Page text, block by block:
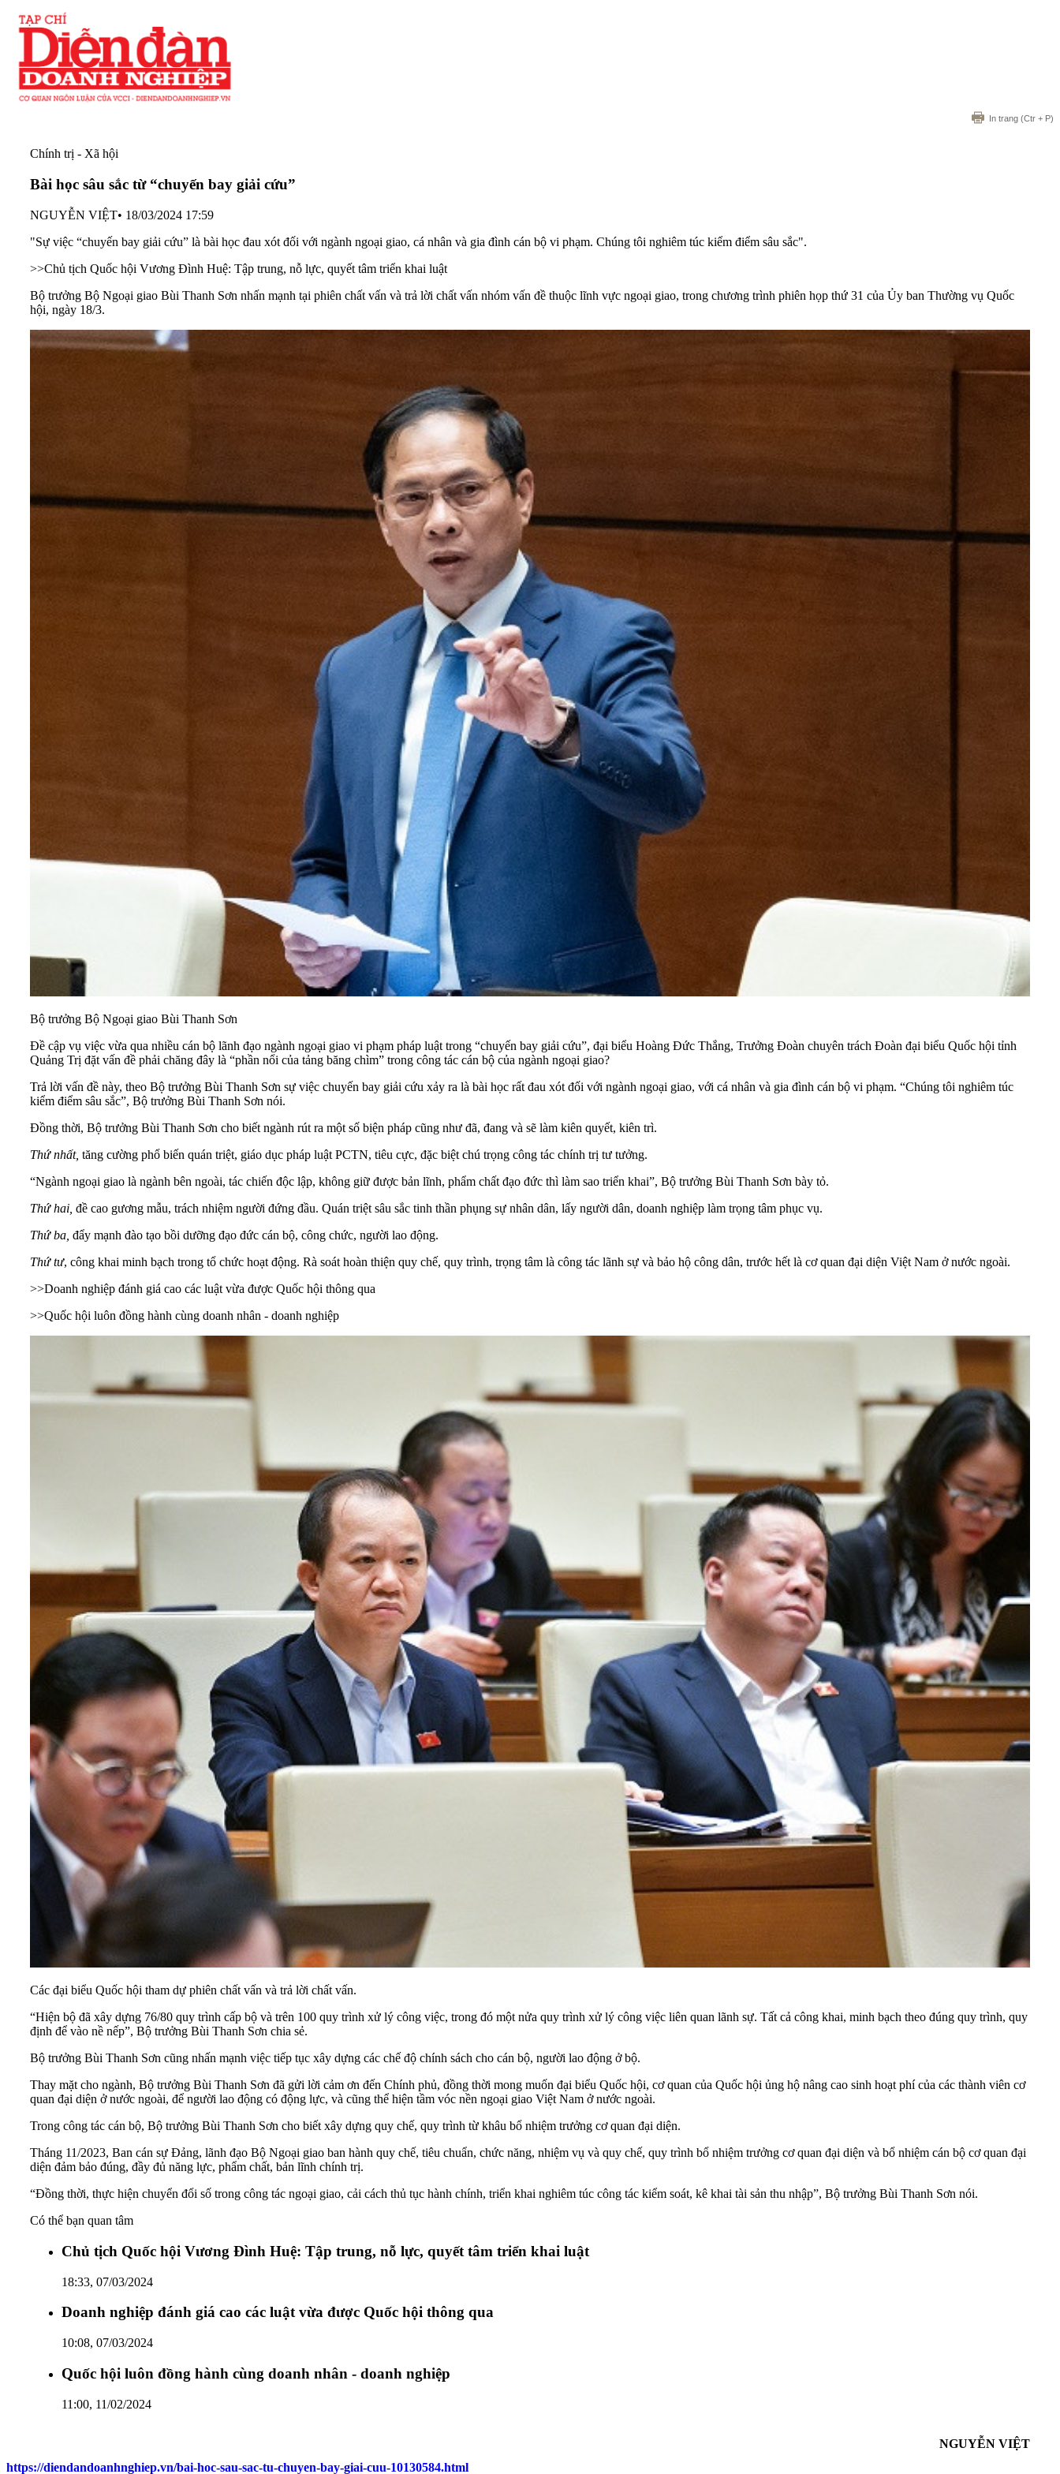
In trang (Ctr + P)
Chính trị - Xã hội
Bài học sâu sắc từ “chuyến bay giải cứu”
NGUYỄN VIỆT• 18/03/2024 17:59
"Sự việc “chuyến bay giải cứu” là bài học đau xót đối với ngành ngoại giao, cá nhân và gia đình cán bộ vi phạm. Chúng tôi nghiêm túc kiểm điểm sâu sắc".
>>Chủ tịch Quốc hội Vương Đình Huệ: Tập trung, nỗ lực, quyết tâm triển khai luật
Bộ trưởng Bộ Ngoại giao Bùi Thanh Sơn nhấn mạnh tại phiên chất vấn và trả lời chất vấn nhóm vấn đề thuộc lĩnh vực ngoại giao, trong chương trình phiên họp thứ 31 của Ủy ban Thường vụ Quốc
hội, ngày 18/3.
Bộ trưởng Bộ Ngoại giao Bùi Thanh Sơn
Đề cập vụ việc vừa qua nhiều cán bộ lãnh đạo ngành ngoại giao vi phạm pháp luật trong “chuyến bay giải cứu”, đại biểu Hoàng Đức Thắng, Trưởng Đoàn chuyên trách Đoàn đại biểu Quốc hội tỉnh
Quảng Trị đặt vấn đề phải chăng đây là “phần nổi của tảng băng chìm” trong công tác cán bộ của ngành ngoại giao?
Trả lời vấn đề này, theo Bộ trưởng Bùi Thanh Sơn sự việc chuyến bay giải cứu xảy ra là bài học rất đau xót đối với ngành ngoại giao, với cá nhân và gia đình cán bộ vi phạm. “Chúng tôi nghiêm túc
kiểm điểm sâu sắc”, Bộ trưởng Bùi Thanh Sơn nói.
Đồng thời, Bộ trưởng Bùi Thanh Sơn cho biết ngành rút ra một số biện pháp cũng như đã, đang và sẽ làm kiên quyết, kiên trì.
Thứ nhất, tăng cường phổ biến quán triệt, giáo dục pháp luật PCTN, tiêu cực, đặc biệt chú trọng công tác chính trị tư tưởng.
“Ngành ngoại giao là ngành bên ngoài, tác chiến độc lập, không giữ được bản lĩnh, phẩm chất đạo đức thì làm sao triển khai”, Bộ trưởng Bùi Thanh Sơn bày tỏ.
Thứ hai, đề cao gương mẫu, trách nhiệm người đứng đầu. Quán triệt sâu sắc tinh thần phụng sự nhân dân, lấy người dân, doanh nghiệp làm trọng tâm phục vụ.
Thứ ba, đẩy mạnh đào tạo bồi dưỡng đạo đức cán bộ, công chức, người lao động.
Thứ tư, công khai minh bạch trong tổ chức hoạt động. Rà soát hoàn thiện quy chế, quy trình, trọng tâm là công tác lãnh sự và bảo hộ công dân, trước hết là cơ quan đại diện Việt Nam ở nước ngoài.
>>Doanh nghiệp đánh giá cao các luật vừa được Quốc hội thông qua
>>Quốc hội luôn đồng hành cùng doanh nhân - doanh nghiệp
Các đại biểu Quốc hội tham dự phiên chất vấn và trả lời chất vấn.
“Hiện bộ đã xây dựng 76/80 quy trình cấp bộ và trên 100 quy trình xử lý công việc, trong đó một nửa quy trình xử lý công việc liên quan lãnh sự. Tất cả công khai, minh bạch theo đúng quy trình, quy
định để vào nề nếp”, Bộ trưởng Bùi Thanh Sơn chia sẻ.
Bộ trưởng Bùi Thanh Sơn cũng nhấn mạnh việc tiếp tục xây dựng các chế độ chính sách cho cán bộ, người lao động ở bộ.
Thay mặt cho ngành, Bộ trưởng Bùi Thanh Sơn đã gửi lời cảm ơn đến Chính phủ, đồng thời mong muốn đại biểu Quốc hội, cơ quan của Quốc hội ủng hộ nâng cao sinh hoạt phí của các thành viên cơ
quan đại diện ở nước ngoài, để người lao động có động lực, và cũng thể hiện tầm vóc nền ngoại giao Việt Nam ở nước ngoài.
Trong công tác cán bộ, Bộ trưởng Bùi Thanh Sơn cho biết xây dựng quy chế, quy trình từ khâu bổ nhiệm trưởng cơ quan đại diện.
Tháng 11/2023, Ban cán sự Đảng, lãnh đạo Bộ Ngoại giao ban hành quy chế, tiêu chuẩn, chức năng, nhiệm vụ và quy chế, quy trình bổ nhiệm trưởng cơ quan đại diện và bổ nhiệm cán bộ cơ quan đại
diện đảm bảo đúng, đầy đủ năng lực, phẩm chất, bản lĩnh chính trị.
“Đồng thời, thực hiện chuyển đổi số trong công tác ngoại giao, cải cách thủ tục hành chính, triển khai nghiêm túc công tác kiểm soát, kê khai tài sản thu nhập”, Bộ trưởng Bùi Thanh Sơn nói.
Có thể bạn quan tâm
Chủ tịch Quốc hội Vương Đình Huệ: Tập trung, nỗ lực, quyết tâm triển khai luật
18:33, 07/03/2024
Doanh nghiệp đánh giá cao các luật vừa được Quốc hội thông qua
10:08, 07/03/2024
Quốc hội luôn đồng hành cùng doanh nhân - doanh nghiệp
11:00, 11/02/2024
NGUYỄN VIỆT
https://diendandoanhnghiep.vn/bai-hoc-sau-sac-tu-chuyen-bay-giai-cuu-10130584.html